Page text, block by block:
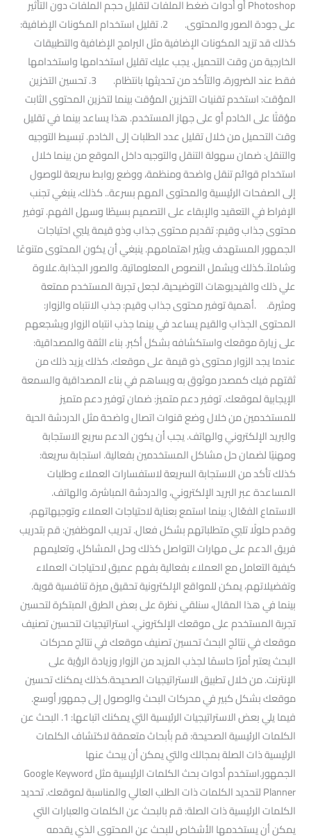
Photoshop أو أدوات ضغط الملفات لتقليل حجم الملفات دون التأثير
على جودة الصور والمحتوى. 2. تقليل استخدام المكونات الإضافية:
كذلك قد تزيد المكونات الإضافية مثل البرامج الإضافية والتطبيقات
الخارجية من وقت التحميل. يجب عليك تقليل استخدامها واستخدامها
فقط عند الضرورة، والتأكد من تحديثها بانتظام. 3. تحسين التخزين
المؤقت: استخدم تقنيات التخزين المؤقت بينما لتخزين المحتوى الثابت
مؤقتًا على الخادم أو على جهاز المستخدم. هذا يساعد بينما في تقليل
وقت التحميل من خلال تقليل عدد الطلبات إلى الخادم. تبسيط التوجيه
والتنقل: ضمان سهولة التنقل والتوجيه داخل الموقع من بينما خلال
استخدام قوائم تنقل واضحة ومنظمة، ووضع روابط سريعة للوصول
إلى الصفحات الرئيسية والمحتوى المهم بسرعة.. كذلك، ينبغي تجنب
الإفراط في التعقيد والإبقاء على التصميم بسيطًا وسهل الفهم. توفير
محتوى جذاب وقيم: تقديم محتوى جذاب وذو قيمة يلبي احتياجات
الجمهور المستهدف ويثير اهتمامهم. ينبغي أن يكون المحتوى متنوعًا
وشاملاً.كذلك ويشمل النصوص المعلوماتية. والصور الجذابة.علاوة
علي ذلك والفيديوهات التوضيحية، لجعل تجربة المستخدم ممتعة
ومثيرة. .أهمية توفير محتوى جذاب وقيم: جذب الانتباه والزوار:
المحتوى الجذاب والقيم يساعد في بينما جذب انتباه الزوار ويشجعهم
على زيارة موقعك واستكشافه بشكل أكبر. بناء الثقة والمصداقية:
عندما يجد الزوار محتوى ذو قيمة على موقعك. كذلك يزيد ذلك من
ثقتهم فيك كمصدر موثوق به ويساهم في بناء المصداقية والسمعة
الإيجابية لموقعك. توفير دعم متميز: ضمان توفير دعم متميز
للمستخدمين من خلال وضع قنوات اتصال واضحة مثل الدردشة الحية
والبريد الإلكتروني والهاتف. يجب أن يكون الدعم سريع الاستجابة
ومهنيًا لضمان حل مشاكل المستخدمين بفعالية. استجابة سريعة:
كذلك تأكد من الاستجابة السريعة لاستفسارات العملاء وطلبات
المساعدة عبر البريد الإلكتروني، والدردشة المباشرة، والهاتف.
الاستماع الفعّال: بينما استمع بعناية لاحتياجات العملاء وتوجيهاتهم،
وقدم حلولًا تلبي متطلباتهم بشكل فعال. تدريب الموظفين: قم بتدريب
فريق الدعم على مهارات التواصل كذلك وحل المشاكل، وتعليمهم
كيفية التعامل مع العملاء بفعالية بفهم عميق لاحتياجات العملاء
وتفضيلاتهم، يمكن للمواقع الإلكترونية تحقيق ميزة تنافسية قوية.
بينما في هذا المقال، سنلقي نظرة على بعض الطرق المبتكرة لتحسين
تجربة المستخدم على موقعك الإلكتروني. استراتيجيات لتحسين تصنيف
موقعك في نتائج البحث تحسين تصنيف موقعك في نتائج محركات
البحث يعتبر أمرًا حاسمًا لجذب المزيد من الزوار وزيادة الرؤية على
الإنترنت. من خلال تطبيق الاستراتيجيات الصحيحة.كذلك يمكنك تحسين
موقعك بشكل كبير في محركات البحث والوصول إلى جمهور أوسع.
فيما يلي بعض الاستراتيجيات الرئيسية التي يمكنك اتباعها: 1. البحث عن
الكلمات الرئيسية الصحيحة: قم بأبحاث متعمقة لاكتشاف الكلمات
الرئيسية ذات الصلة بمجالك والتي يمكن أن يبحث عنها
الجمهور.استخدم أدوات بحث الكلمات الرئيسية مثل Google Keyword
Planner لتحديد الكلمات ذات الطلب العالي والمناسبة لموقعك. تحديد
الكلمات الرئيسية ذات الصلة: قم بالبحث عن الكلمات والعبارات التي
يمكن أن يستخدمها الأشخاص للبحث عن المحتوى الذي يقدمه